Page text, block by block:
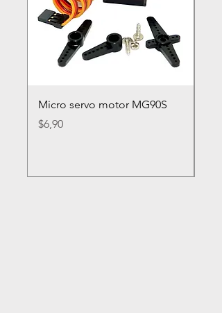
Micro servo motor MG90S
Precio
$6,90